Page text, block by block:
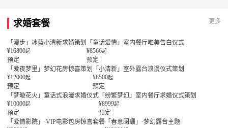
求婚套餐 更多
「漫步」冰蓝小清新求婚策划
¥16800起
预定
「童话爱情」室内餐厅唯美告白仪式
¥8566起
预定
「爱夜梦里」梦幻花房惊喜策划
¥12000起
预定
「小清新」室外露台浪漫仪式策划
¥8500起
预定
「梦璇花火」童话式浪漫求婚仪式
¥10000起
预定
「纷繁梦幻」室内餐厅求婚仪式策划
¥8999起
预定
「爱情影院」·VIP电影包房惊喜套餐 「春意阑珊」·梦幻露台主题